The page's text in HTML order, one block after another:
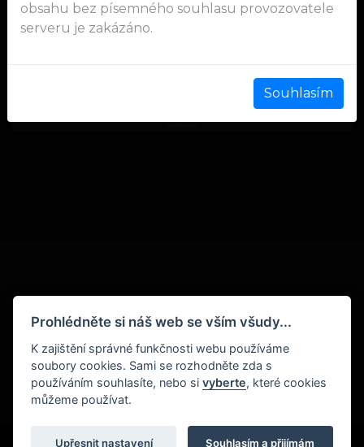
obsahu bez písemného souhlasu provozovatele
serveru je zakázáno.
Souhlasím
Podmínky
Zpracování cookies
Prohlédněte si náš web se vším všudy...
K zajištění správné funkčnosti webu používáme
soubory cookies. Sami se rozhodněte zda s
používáním souhlasíte, nebo sivyberte, které cookies
můžeme používat.
Souhlasím a přijímám
Upřesnit nastavení